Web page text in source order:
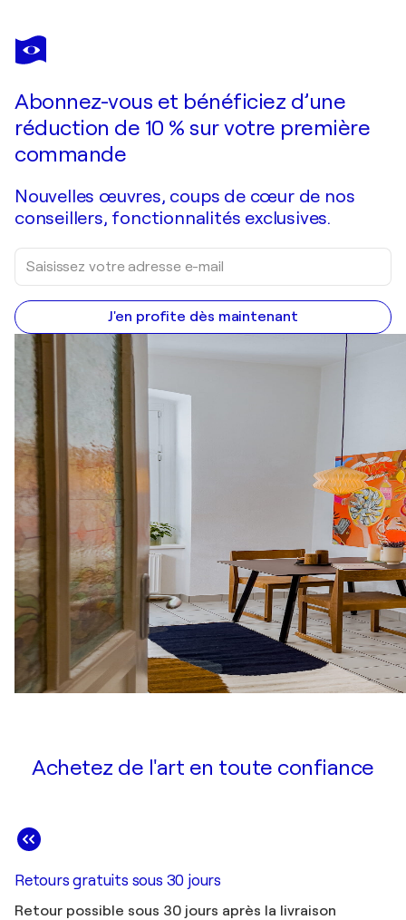
Abonnez-vous et bénéficiez d’une
réduction de 10 % sur votre première
commande
Nouvelles œuvres, coups de cœur de nos
conseillers, fonctionnalités exclusives.
J'en profite dès maintenant
Achetez de l'art en toute confiance
Retours gratuits sous 30 jours
Retour possible sous 30 jours après la livraison